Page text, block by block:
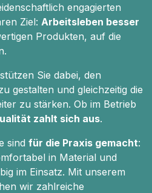
engagierten
Ziel: Arbeitsleben besser
Produkten, auf die
Sie dabei, den
gestalten und gleichzeitig die
zu stärken. Ob im Betrieb
zahlt sich aus.
sind für die Praxis gemacht:
in Material und
im Einsatz. Mit unserem
wir zahlreiche